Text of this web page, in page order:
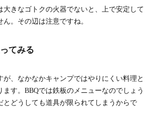
大きなゴトクの火器でないと、上で安定して
。その辺は注意ですね。
てみる
が、なかなかキャンプではやりにくい料理と
ます。BBQでは鉄板のメニューなのでしょう
とどうしても道具が限られてしまうからで